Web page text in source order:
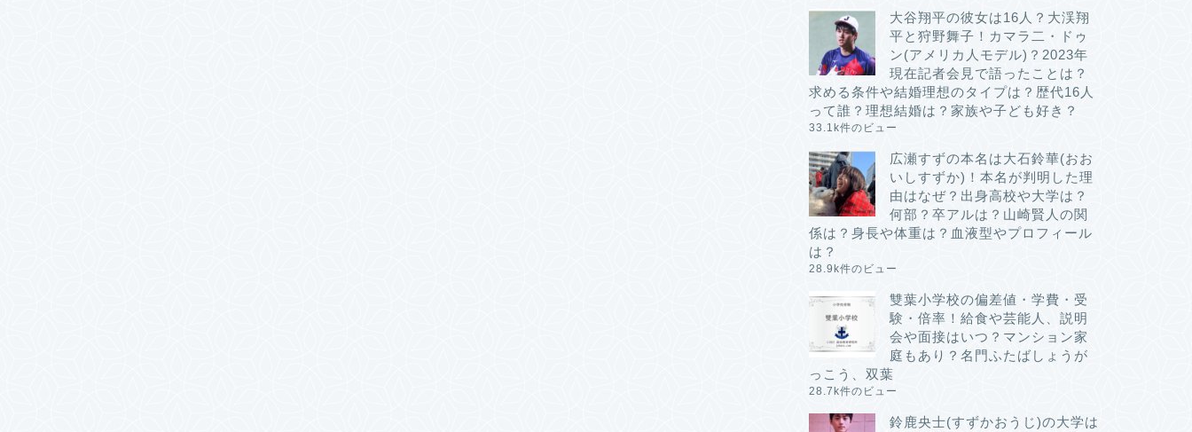
大谷翔平の彼女は16人？大渓翔
平と狩野舞子！カマラ二・ドゥ
ン(アメリカ人モデル)？2023年
現在記者会見で語ったことは？
求める条件や結婚理想のタイプは？歴代16人
って誰？理想結婚は？家族や子ども好き？
33.1k件のビュー
広瀬すずの本名は大石鈴華(おお
いしすずか)！本名が判明した理
由はなぜ？出身高校や大学は？
何部？卒アルは？山崎賢人の関
係は？身長や体重は？血液型やプロフィール
は？
28.9k件のビュー
雙葉小学校の偏差値・学費・受
験・倍率！給食や芸能人、説明
会や面接はいつ？マンション家
庭もあり？名門ふたばしょうが
っこう、双葉
28.7k件のビュー
鈴鹿央士(すずかおうじ)の大学は